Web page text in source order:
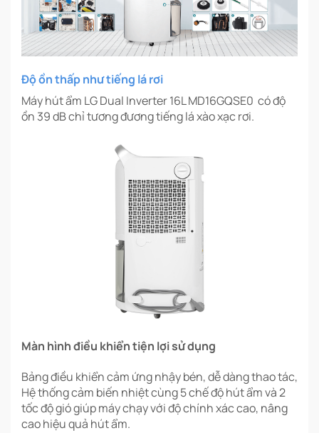
Độ ồn thấp như tiếng lá rơi
Máy hút ẩm LG Dual Inverter 16L MD16GQSE0 có độ
ồn 39 dB chỉ tương đương tiếng lá xào xạc rơi.
Màn hình điều khiển tiện lợi sử dụng
Bảng điều khiển cảm ứng nhậy bén, dễ dàng thao tác,
Hệ thống cảm biến nhiệt cùng 5 chế độ hút ẩm và 2
tốc độ gió giúp máy chạy với độ chính xác cao, nâng
cao hiệu quả hút ẩm.